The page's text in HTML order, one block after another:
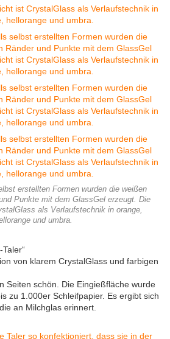
erstellten Formen wurden die weißen
Punkte mit dem GlassGel erzeugt. Die
als Verlaufstechnik in orange,
und umbra.
von klarem CrystalGlass und farbigen
Seiten schön. Die Eingießfläche wurde
zu 1.000er Schleifpapier. Es ergibt sich
an Milchglas erinnert.